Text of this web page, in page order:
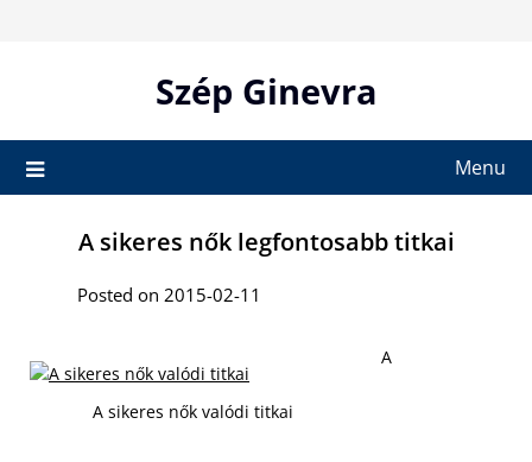
Szép Ginevra
Menu
A sikeres nők legfontosabb titkai
Posted on 2015-02-11
A sikeres nők valódi titkai
A